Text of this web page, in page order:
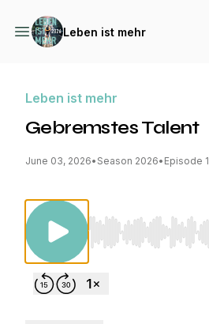
Leben ist mehr
Leben ist mehr
Gebremstes Talent
June 03, 2026• Season 2026• Episode
Use Left/Right to